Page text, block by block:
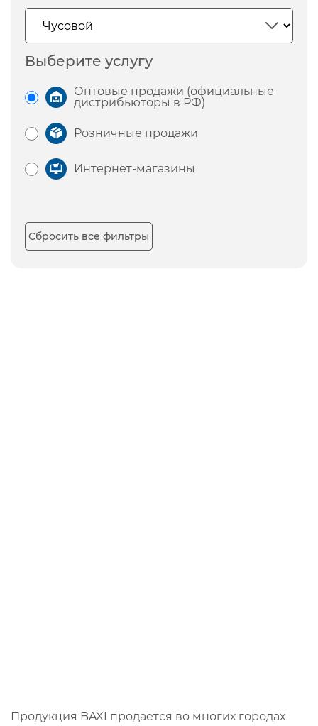
Выберите услугу
Оптовые продажи (официальные
дистрибьюторы в РФ)
Розничные продажи
Интернет-магазины
Сбросить все фильтры
Продукция BAXI продается во многих городах